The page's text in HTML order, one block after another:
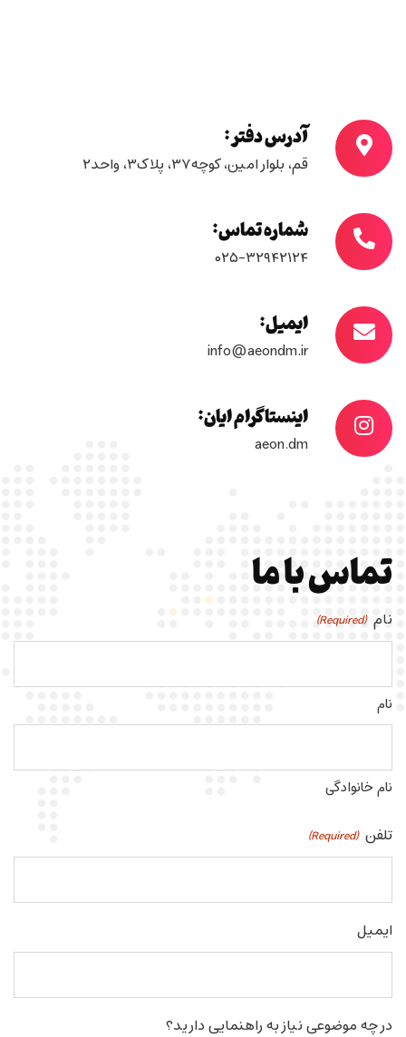
آدرس دفتر:
قم، بلوار امین، کوچه۳۷، پلاک۳، واحد۲
شماره تماس:
۰۲۵-۳۲۹۴۲۱۲۴
ایمیل:
info@aeondm.ir
اینستاگرام ایان:
aeon.dm
تماس با ما
نام (Required)
نام
نام خانوادگی
تلفن (Required)
ایمیل
در چه موضوعی نیاز به راهنمایی دارید؟